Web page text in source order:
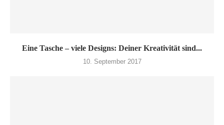
Eine Tasche – viele Designs: Deiner Kreativität sind...
10. September 2017